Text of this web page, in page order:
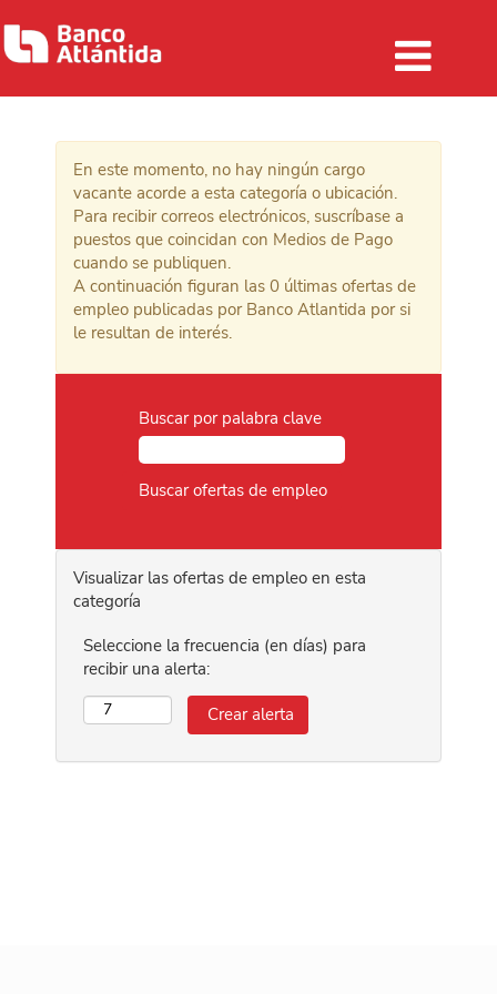
En este momento, no hay ningún cargo
vacante acorde a esta categoría o ubicación.
Para recibir correos electrónicos, suscríbase a
puestos que coincidan con Medios de Pago
cuando se publiquen.
A continuación figuran las 0 últimas ofertas de
empleo publicadas por Banco Atlantida por si
le resultan de interés.
Buscar por palabra clave
Visualizar las ofertas de empleo en esta
categoría
Seleccione la frecuencia (en días) para
recibir una alerta: